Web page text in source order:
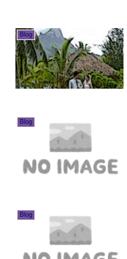
Blog
Blog
Blog